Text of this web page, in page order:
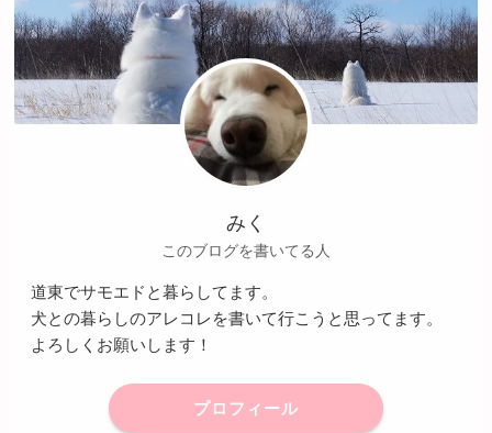
みく
このブログを書いてる人
道東でサモエドと暮らしてます。
犬との暮らしのアレコレを書いて行こうと思ってます。
よろしくお願いします！
プロフィール